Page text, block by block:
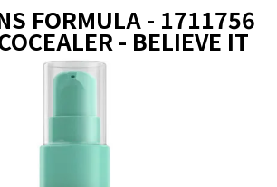
FORMULA - 1711756
- BELIEVE IT